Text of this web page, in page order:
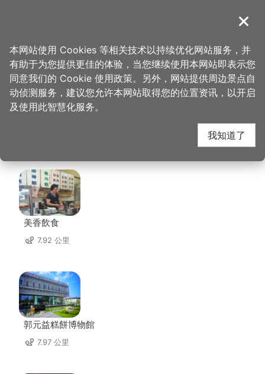
導覽
首页 > 想去的地方 > 美食、购物 > GrayRoom 灰房间｜画画咖啡厅
GrayRoom 灰房间｜画
画咖啡厅 周边店家
美香飲食
7.92 公里
郭元益糕餅博物館
7.97 公里
关闭
本网站使用 Cookies 等相关技术以持续优化网站服务，并
有助于为您提供更佳的体验，当您继续使用本网站即表示您
同意我们的 Cookie 使用政策。另外，网站提供周边景点自
动侦测服务，建议您允许本网站取得您的位置资讯，以开启
及使用此智慧化服务。
我知道了